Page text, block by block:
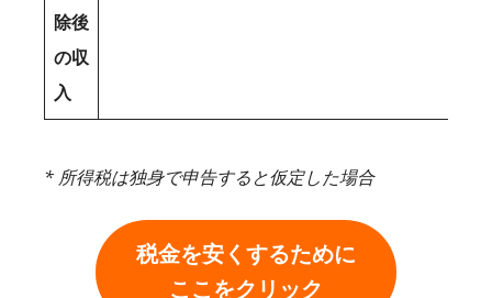
除後
の収
入
* 所得税は独身で申告すると仮定した場合
税金を安くするために
ここをクリック